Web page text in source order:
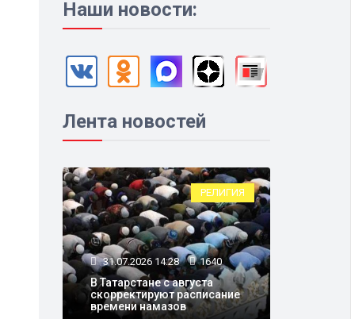
Наши новости:
Лента новостей
РЕЛИГИЯ
31.07.2026 14:28 1640
В Татарстане с августа
скорректируют расписание
времени намазов